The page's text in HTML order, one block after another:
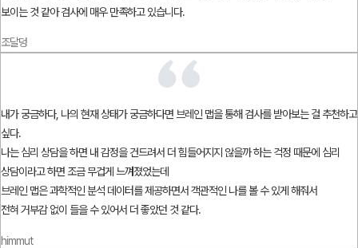
보이는 것 같아 검사에 매우 만족하고 있습니다.
조달덩
내가 궁금하다, 나의 현재 상태가 궁금하다면 브레인 맵을 통해 검사를 받아보는 걸 추천하고
싶다.
나는 심리 상담을 하면 내 감정을 건드려서 더 힘들어지지 않을까 하는 걱정 때문에 심리
상담이라고 하면 조금 무겁게 느껴졌었는데
브레인 맵은 과학적인 분석 데이터를 제공하면서 객관적인 나를 볼 수 있게 해줘서
전혀 거부감 없이 들을 수 있어서 더 좋았던 것 같다.
himmut